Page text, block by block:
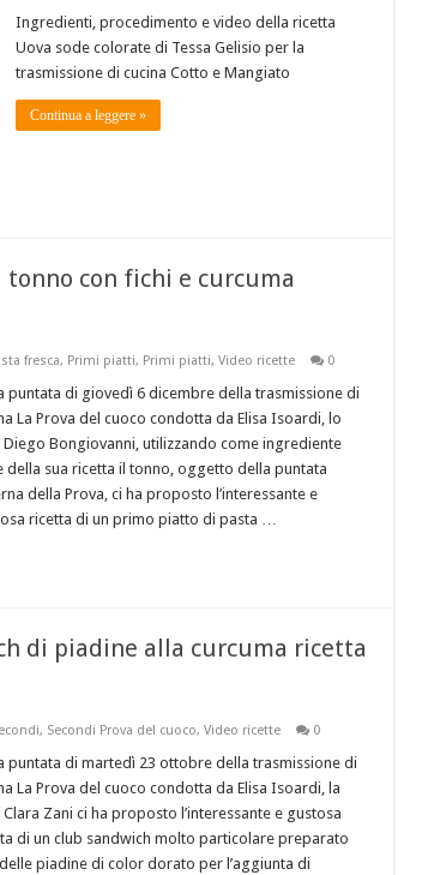
Ingredienti, procedimento e video della ricetta
Uova sode colorate di Tessa Gelisio per la
trasmissione di cucina Cotto e Mangiato
Continua a leggere »
tonno con fichi e curcuma
fresca, Primi piatti, Primi piatti, Video ricette 0
puntata di giovedì 6 dicembre della trasmissione di
La Prova del cuoco condotta da Elisa Isoardi, lo
Diego Bongiovanni, utilizzando come ingrediente
della sua ricetta il tonno, oggetto della puntata
della Prova, ci ha proposto l’interessante e
ricetta di un primo piatto di pasta …
di piadine alla curcuma ricetta
, Secondi Prova del cuoco, Video ricette 0
puntata di martedì 23 ottobre della trasmissione di
La Prova del cuoco condotta da Elisa Isoardi, la
Zani ci ha proposto l’interessante e gustosa
di un club sandwich molto particolare preparato
piadine di color dorato per l’aggiunta di